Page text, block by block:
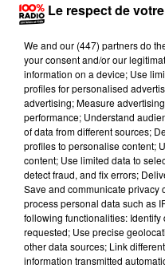
Lecture (2 min
100%
100% Radio les infos
Le respect de
We and our (447) partnersdo
your consent and/or our
information on a device; Use
profiles for personalised
advertising; Measure
performance; Understand
of data from different sources;
profiles to personalise content;
content; Use limited data to
detect fraud, and fix errors;
Save and communicate privacy
process personal data such as
following functionalities:
requested; Use precise
other data sources; Link
information transmitted